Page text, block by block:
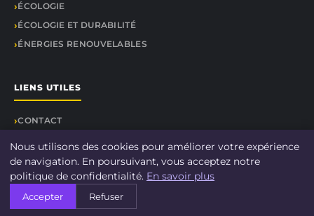
ÉCOLOGIE
ÉCOLOGIE ET DURABILITÉ
ÉNERGIES RENOUVELABLES
LIENS UTILES
CONTACT
© 2026 DOCU CLIMAT. Tous droits réservés.
À propos
Mentions légales
Nous utilisons des cookies pour améliorer votre expérience
de navigation. En poursuivant, vous acceptez notre
politique de confidentialité. En savoir plus
Accepter Refuser